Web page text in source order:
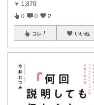
￥ 1,870
0 0 2
コレ いいね